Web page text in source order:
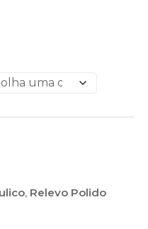
, Relevo Polido